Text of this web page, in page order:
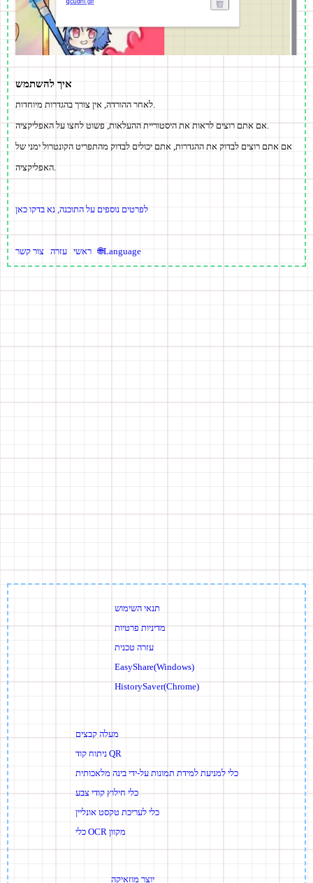
איך להשתמש
אם אתם רוצים לבדוק את ההגדרות, אתם יכולים לבדוק מהתפריט הקונטרול ימני של
לפרטים נוספים על התוכנה, נא בדקו כאן
ראשי עזרה צור קשר 🌐Language
תנאי השימוש
מדיניות פרטיות
עזרה טכנית
EasyShare(Windows)
HistorySaver(Chrome)
מעלה קבצים
ניתוח קוד QR
כלי למניעת למידת תמונות על-ידי בינה מלאכותית
כלי חילוץ קודי צבע
כלי לעריכת טקסט אונליין
כלי OCR מקוון
יוצר מוזאיקה